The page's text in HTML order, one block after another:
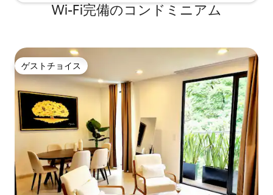
Wi-Fi完備のコンドミニアム
ゲストチョイス
ゲストチョイス